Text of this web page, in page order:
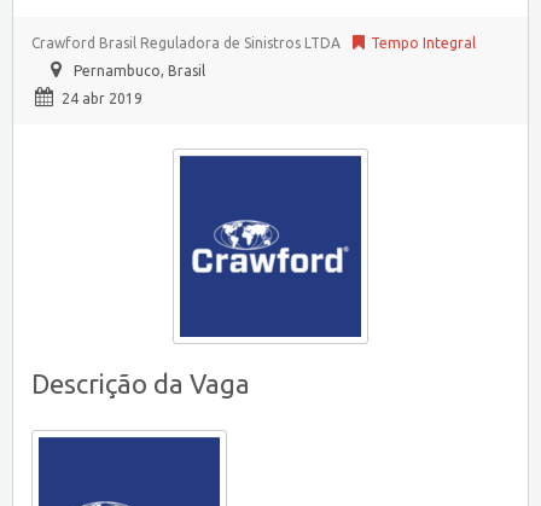
Crawford Brasil Reguladora de Sinistros LTDA
Tempo Integral
Pernambuco, Brasil
24 abr 2019
Descrição da Vaga